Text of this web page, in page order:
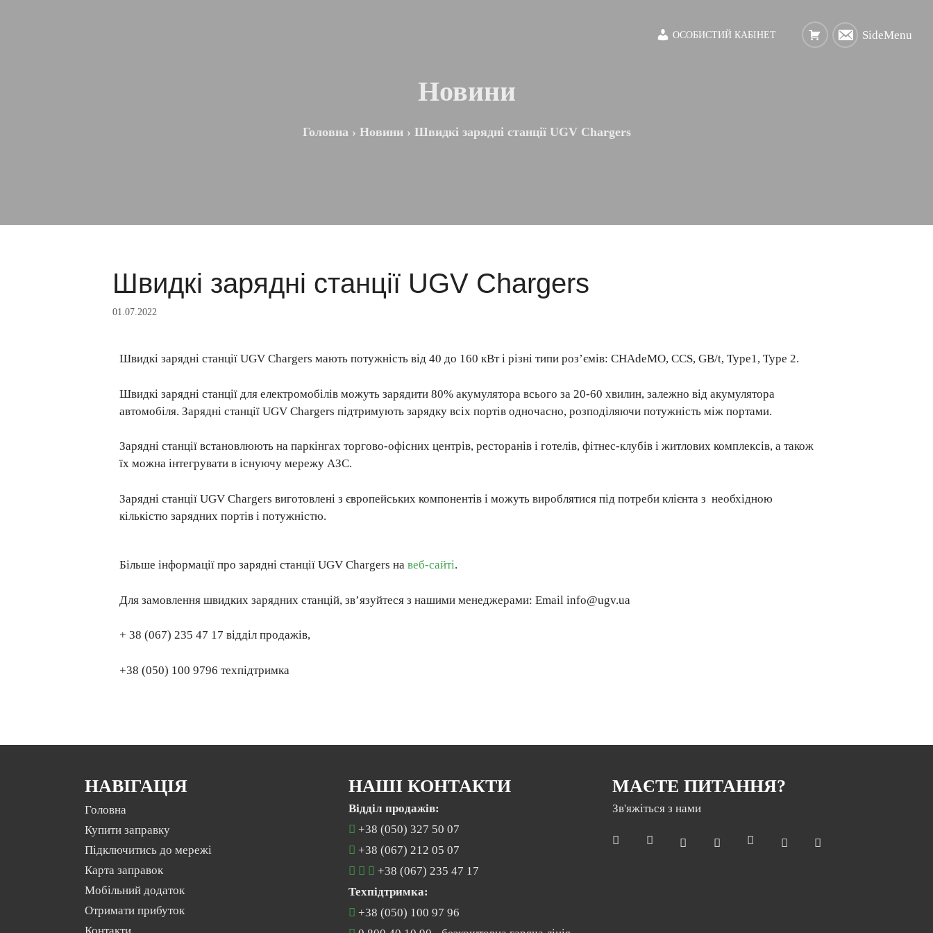
ОСОБИСТИЙ КАБІНЕТ SideMenu
Новини
Головна › Новини› Швидкі зарядні станції UGV Chargers
Швидкі зарядні станції UGV Chargers
01.07.2022
Швидкі зарядні станції UGV Chargers мають потужність від 40 до 160 кВт і різні типи роз’ємів: CHAdeMO, CCS, GB/t, Type1, Type 2.
Швидкі зарядні станції для електромобілів можуть зарядити 80% акумулятора всього за 20-60 хвилин, залежно від акумулятора
автомобіля. Зарядні станції UGV Chargers підтримують зарядку всіх портів одночасно, розподіляючи потужність між портами.
Зарядні станції встановлюють на паркінгах торгово-офісних центрів, ресторанів і готелів, фітнес-клубів і житлових комплексів, а також
їх можна інтегрувати в існуючу мережу АЗС.
Зарядні станції UGV Chargers виготовлені з європейських компонентів і можуть вироблятися під потреби клієнта з необхідною
кількістю зарядних портів і потужністю.
Більше інформації про зарядні станції UGV Chargers на веб-сайті.
Для замовлення швидких зарядних станцій, зв’язуйтеся з нашими менеджерами: Email info@ugv.ua
+ 38 (067) 235 47 17 відділ продажів,
+38 (050) 100 9796 техпідтримка
НАВІГАЦІЯ
Головна
Купити заправку
Підключитись до мережі
Карта заправок
Мобільний додаток
Отримати прибуток
НАШІ КОНТАКТИ
Відділ продажів:
+38 (050) 327 50 07
+38 (067) 212 05 07
+38 (067) 235 47 17
Техпідтримка:
+38 (050) 100 97 96
МАЄТЕ ПИТАННЯ?
Зв'яжіться з нами